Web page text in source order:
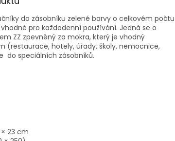
do zásobníku zelené barvy o celkovém počtu
pro každodenní používání. Jedná se o
ZZ zpevněný za mokra, který je vhodný
(restaurace, hotely, úřady, školy, nemocnice,
do speciálních zásobníků.
23 cm